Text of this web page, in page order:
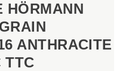
HÖRMANN
ANTHRACITE
TTC